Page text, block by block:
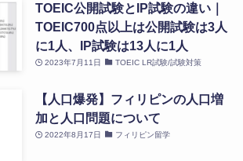
TOEIC公開試験とIP試験の違い｜
TOEIC700点以上は公開試験は3人
に1人、IP試験は13人に1人
2023年7月11日 TOEIC LR試験/試験対策
【人口爆発】フィリピンの人口増
加と人口問題について
2022年8月17日 フィリピン留学